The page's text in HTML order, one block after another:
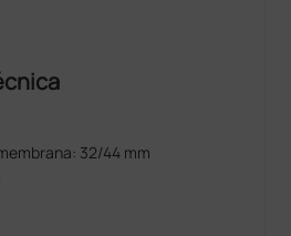
32/44 mm